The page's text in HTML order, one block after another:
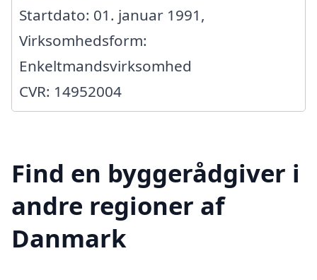
Startdato: 01. januar 1991,
Virksomhedsform:
Enkeltmandsvirksomhed
CVR: 14952004
Find en byggerådgiver i
andre regioner af
Danmark